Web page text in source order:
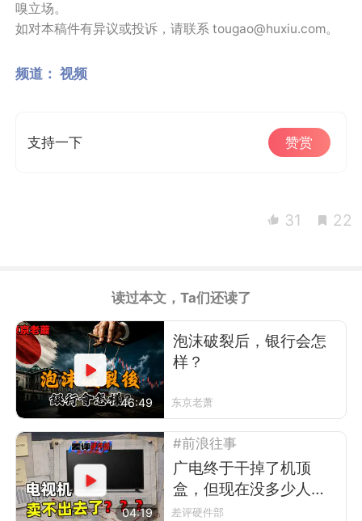
嗅立场。
如对本稿件有异议或投诉，请联系 tougao@huxiu.com。
频道： 视频
支持一下 赞赏
31 22
读过本文，Ta们还读了
46:49
泡沫破裂后，银行会怎
样？
东京老萧
04:19
#前浪往事
广电终于干掉了机顶
盒，但现在没多少人看
电视了
差评硬件部